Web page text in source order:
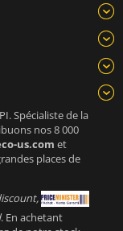
Spécialiste de la
nos 8 000
us.com et
places de
. En achetant